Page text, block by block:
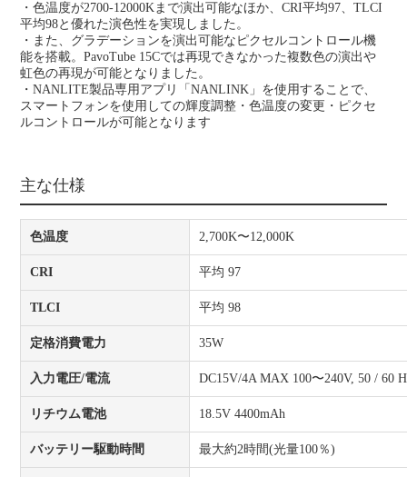
・色温度が2700-12000Kまで演出可能なほか、CRI平均97、TLCI
平均98と優れた演色性を実現しました。
・また、グラデーションを演出可能なピクセルコントロール機
能を搭載。PavoTube 15Cでは再現できなかった複数色の演出や
虹色の再現が可能となりました。
・NANLITE製品専用アプリ「NANLINK」を使用することで、
スマートフォンを使用しての輝度調整・色温度の変更・ピクセ
ルコントロールが可能となります
主な仕様
色温度 2,700K〜12,000K
CRI 平均 97
TLCI 平均 98
定格消費電力 35W
入力電圧/電流 DC15V/4A MAX 100〜240V, 50 / 60
リチウム電池 18.5V 4400mAh
バッテリー駆動時間 最大約2時間(光量100％)